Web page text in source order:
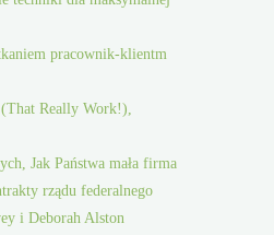
pracownik-klientm
Really Work!),
Jak Państwa mała firma
rządu federalnego
i Deborah Alston